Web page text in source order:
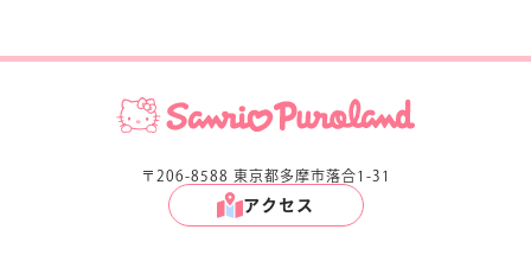
〒206-8588 東京都多摩市落合1-31
アクセス